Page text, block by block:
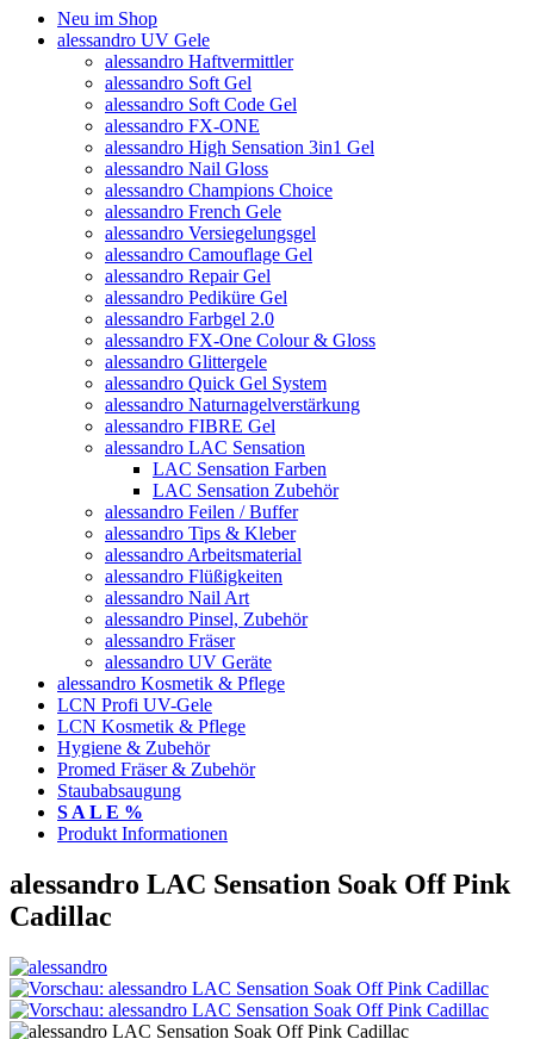
Neu im Shop
alessandro UV Gele
alessandro Haftvermittler
alessandro Soft Gel
alessandro Soft Code Gel
alessandro FX-ONE
alessandro High Sensation 3in1 Gel
alessandro Nail Gloss
alessandro Champions Choice
alessandro French Gele
alessandro Versiegelungsgel
alessandro Camouflage Gel
alessandro Repair Gel
alessandro Pediküre Gel
alessandro Farbgel 2.0
alessandro FX-One Colour & Gloss
alessandro Glittergele
alessandro Quick Gel System
alessandro Naturnagelverstärkung
alessandro FIBRE Gel
alessandro LAC Sensation
LAC Sensation Farben
LAC Sensation Zubehör
alessandro Feilen / Buffer
alessandro Tips & Kleber
alessandro Arbeitsmaterial
alessandro Flüßigkeiten
alessandro Nail Art
alessandro Pinsel, Zubehör
alessandro Fräser
alessandro UV Geräte
alessandro Kosmetik & Pflege
LCN Profi UV-Gele
LCN Kosmetik & Pflege
Hygiene & Zubehör
Promed Fräser & Zubehör
Staubabsaugung
S A L E %
Produkt Informationen
alessandro LAC Sensation Soak Off Pink
Cadillac